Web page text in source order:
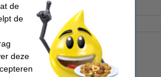
RJ45 mannelijk
RJ45 mannelijk
U/UTP
10 Gbps
de
de
deze